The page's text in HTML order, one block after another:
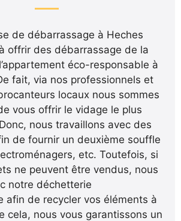
de débarrassage à Heches
offrir des débarrassage de la
éco-responsable à
fait, via nos professionnels et
locaux nous sommes
vous offrir le vidage le plus
nous travaillons avec des
de fournir un deuxième souffle
etc. Toutefois, si
ne peuvent être vendus, nous
notre déchetterie
afin de recycler vos éléments à
cela, nous vous garantissons un